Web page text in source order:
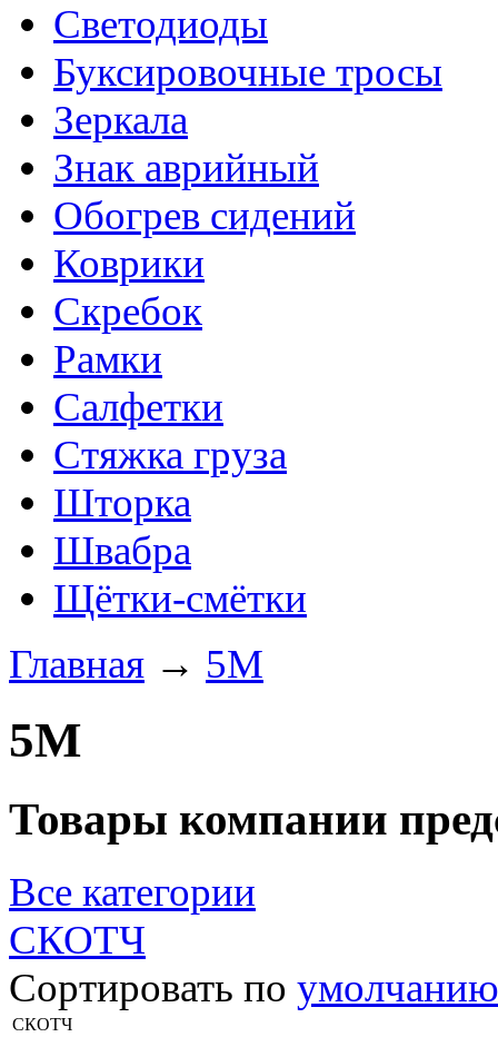
Светодиоды
Буксировочные тросы
Зеркала
Знак аврийный
Обогрев сидений
Коврики
Скребок
Рамки
Салфетки
Стяжка груза
Шторка
Швабра
Щётки-смётки
Главная → 5М
5М
Товары компании
Все категории
СКОТЧ
Сортировать по умолчанию
СКОТЧ